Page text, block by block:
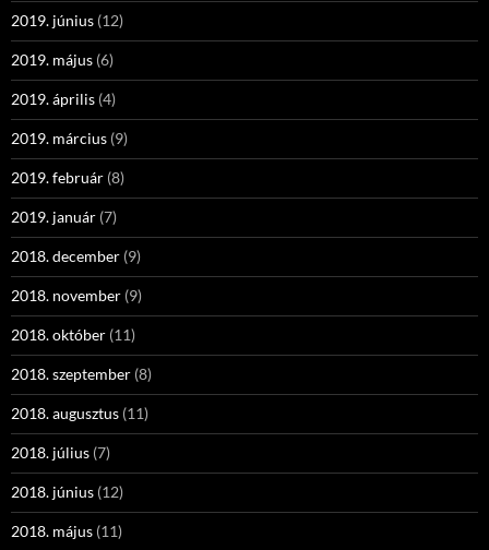
2019. június (12)
2019. május (6)
2019. április (4)
2019. március (9)
2019. február (8)
2019. január (7)
2018. december (9)
2018. november (9)
2018. október (11)
2018. szeptember (8)
2018. augusztus (11)
2018. július (7)
2018. június (12)
2018. május (11)